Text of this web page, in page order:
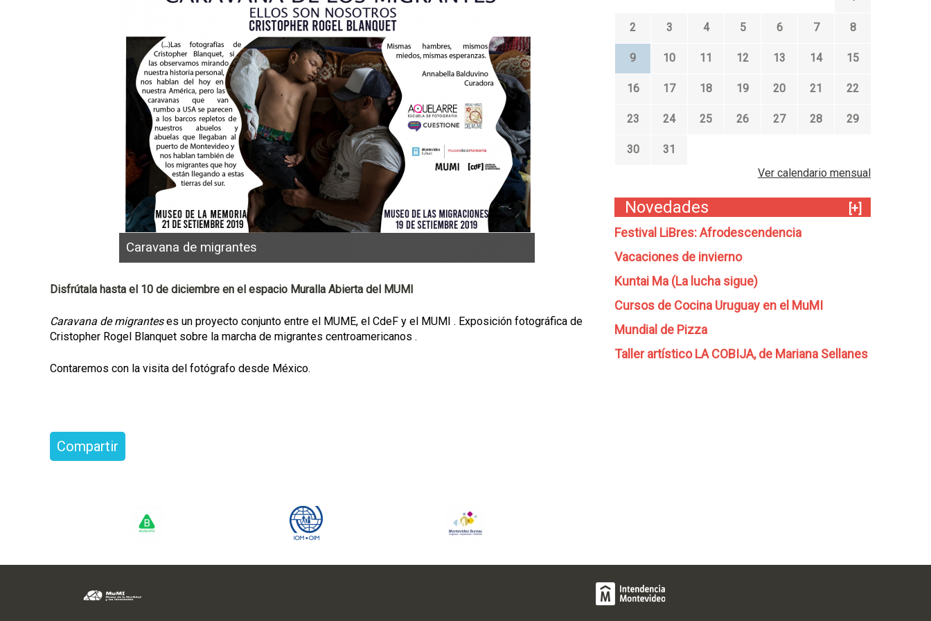
Caravana de migrantes
Disfrútala hasta el 10 de diciembre en el espacio Muralla Abierta del MUMI
Caravana de migranteses un proyecto conjunto entre el MUME, el CdeF y el MUMI . Exposición fotográfica de
Cristopher Rogel Blanquet sobre la marcha de migrantes centroamericanos .
Contaremos con la visita del fotógrafo desde México.
Compartir
2 3 4 5 6 7 8
9 10 11 12 13 14 15
16 17 18 19 20 21 22
23 24 25 26 27 28 29
30
31
Ver calendario mensual
Novedades
[+]
Festival LiBres: Afrodescendencia
Vacaciones de invierno
Kuntai Ma (La lucha sigue)
Cursos de Cocina Uruguay en el MuMI
Mundial de Pizza
Taller artístico LA COBIJA, de Mariana Sellanes